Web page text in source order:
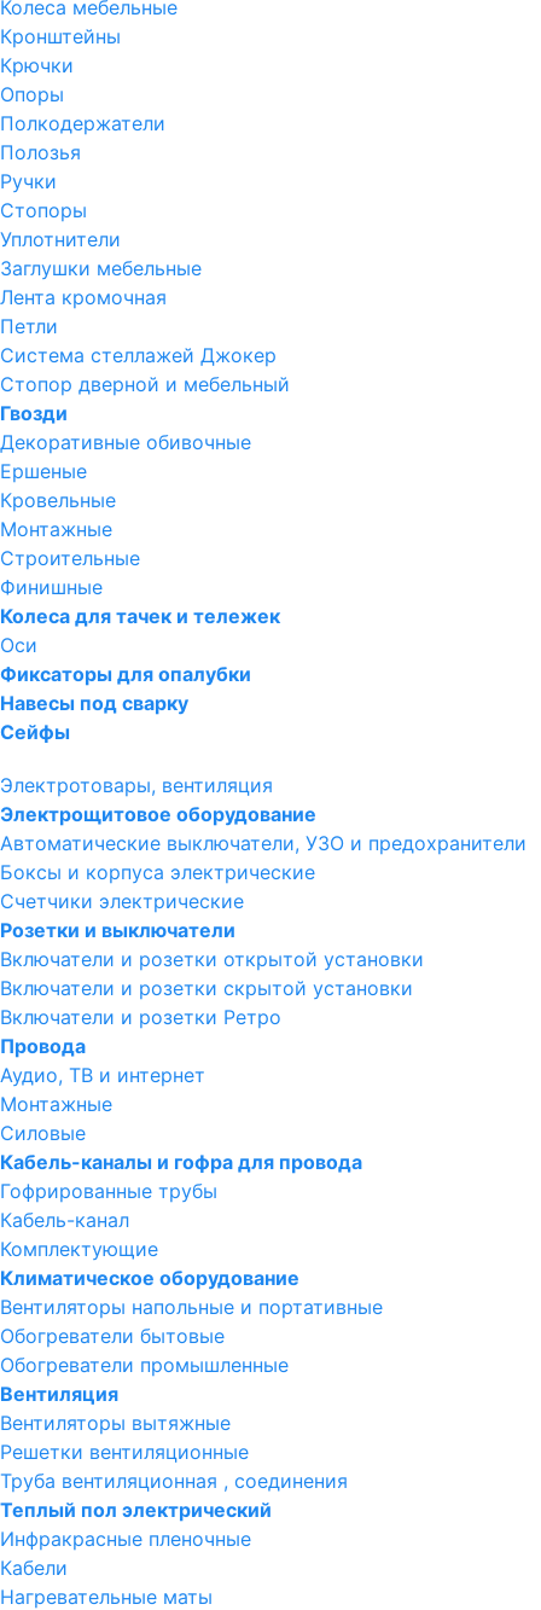
Колеса мебельные
Кронштейны
Крючки
Опоры
Полкодержатели
Полозья
Ручки
Стопоры
Уплотнители
Заглушки мебельные
Лента кромочная
Петли
Система стеллажей Джокер
Стопор дверной и мебельный
Гвозди
Декоративные обивочные
Ершеные
Кровельные
Монтажные
Строительные
Финишные
Колеса для тачек и тележек
Оси
Фиксаторы для опалубки
Навесы под сварку
Сейфы
Электротовары, вентиляция
Электрощитовое оборудование
Автоматические выключатели, УЗО и предохранители
Боксы и корпуса электрические
Счетчики электрические
Розетки и выключатели
Включатели и розетки открытой установки
Включатели и розетки скрытой установки
Включатели и розетки Ретро
Провода
Аудио, ТВ и интернет
Монтажные
Силовые
Кабель-каналы и гофра для провода
Гофрированные трубы
Кабель-канал
Комплектующие
Климатическое оборудование
Вентиляторы напольные и портативные
Обогреватели бытовые
Обогреватели промышленные
Вентиляция
Вентиляторы вытяжные
Решетки вентиляционные
Труба вентиляционная , соединения
Теплый пол электрический
Инфракрасные пленочные
Кабели
Нагревательные маты